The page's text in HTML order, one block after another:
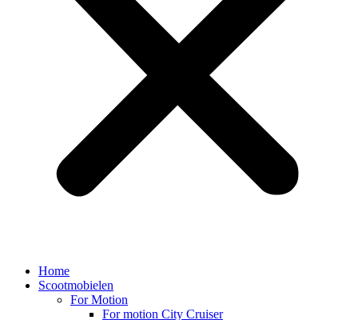
Home
Scootmobielen
For Motion
For motion City Cruiser